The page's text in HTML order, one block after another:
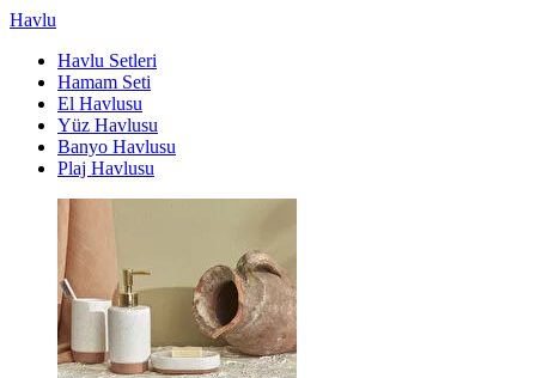
Havlu
Havlu Setleri
Hamam Seti
El Havlusu
Yüz Havlusu
Banyo Havlusu
Plaj Havlusu